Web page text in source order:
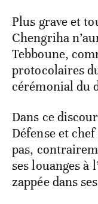
Plus grave et
Chengriha
Tebboune,
protocolaires
cérémonial du
Dans ce
Défense et
pas,
ses louanges à
zappée dans